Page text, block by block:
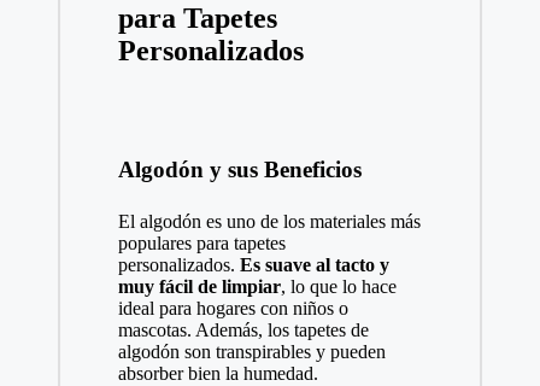
para Tapetes
Personalizados
Algodón y sus Beneficios
El algodón es uno de los materiales más
populares para tapetes
personalizados. Es suave al tacto y
muy fácil de limpiar, lo que lo hace
ideal para hogares con niños o
mascotas. Además, los tapetes de
algodón son transpirables y pueden
absorber bien la humedad.